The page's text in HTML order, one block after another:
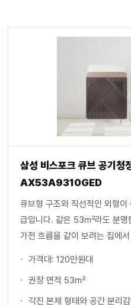
삼성 비스포크 큐브 공기
AX53A9310GED
큐브형 구조와 직선적인 외형이
급입니다. 같은 53㎡라도 분명
가전 흐름을 같이 보려는 집에
가격대: 120만원대
권장 면적 53㎡
각진 본체 형태와 공간 분리